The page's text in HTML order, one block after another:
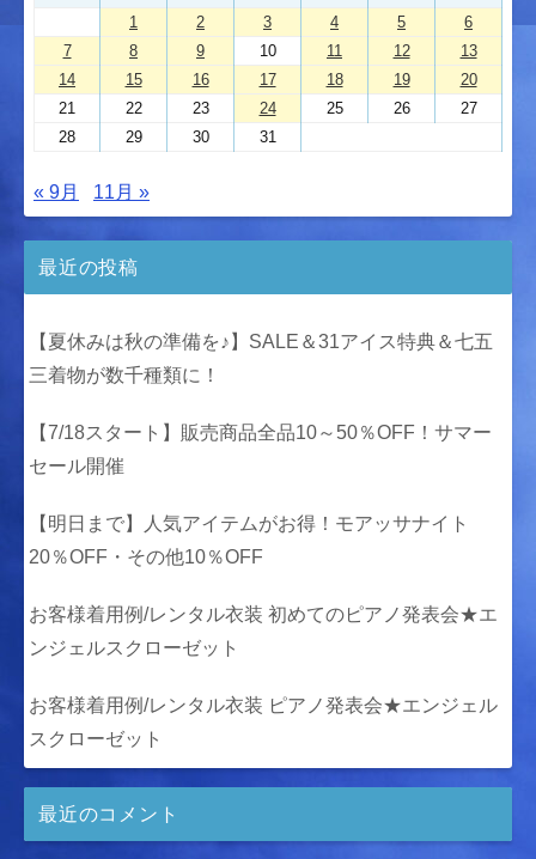
1
2 3 4 5
6
7
8 9 10 11 12
13
14
15 16 17 18 19
20
21
22 23 24 25 26
27
28
29 30 31
« 9月 11月 »
最近の投稿
【夏休みは秋の準備を♪】SALE＆31アイス特典＆七五
三着物が数千種類に！
【7/18スタート】販売商品全品10～50％OFF！サマー
セール開催
【明日まで】人気アイテムがお得！モアッサナイト
20％OFF・その他10％OFF
お客様着用例/レンタル衣装 初めてのピアノ発表会★エ
ンジェルスクローゼット
お客様着用例/レンタル衣装 ピアノ発表会★エンジェル
スクローゼット
最近のコメント